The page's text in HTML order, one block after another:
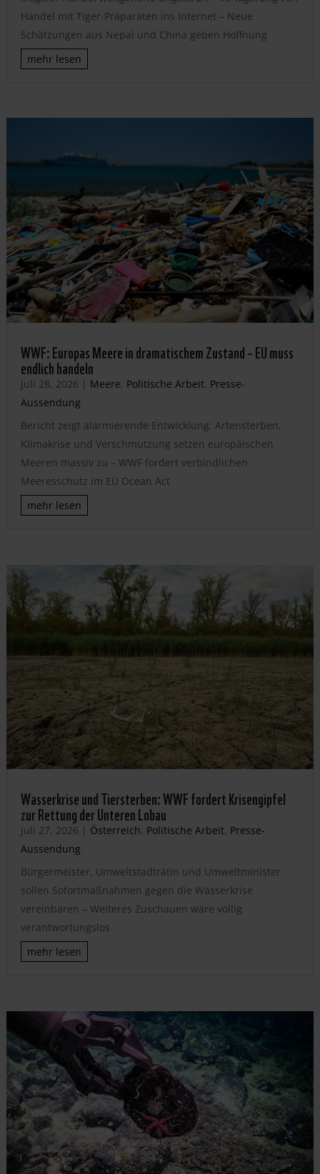
Handel mit Tiger-Präparaten ins Internet – Neue
Schätzungen aus Nepal und China geben Hoffnung
mehr lesen
WWF: Europas Meere in dramatischem Zustand – EU muss
endlich handeln
Juli 28, 2026 | Meere, Politische Arbeit, Presse-
Aussendung
Bericht zeigt alarmierende Entwicklung: Artensterben,
Klimakrise und Verschmutzung setzen europäischen
Meeren massiv zu – WWF fordert verbindlichen
Meeresschutz im EU Ocean Act
mehr lesen
Wasserkrise und Tiersterben: WWF fordert Krisengipfel
zur Rettung der Unteren Lobau
Juli 27, 2026 | Österreich, Politische Arbeit, Presse-
Aussendung
Bürgermeister, Umweltstadträtin und Umweltminister
sollen Sofortmaßnahmen gegen die Wasserkrise
vereinbaren – Weiteres Zuschauen wäre völlig
verantwortungslos
mehr lesen